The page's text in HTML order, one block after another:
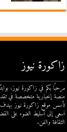
زاكورة نيوز
مرحبًا بكم في زاكورة نيوز،
منصة إخبارية متخصصة في
تأسس موقع زاكورة نيوز بهدف
نسعى إلى تسليط الضوء على
الثقافة والفن.